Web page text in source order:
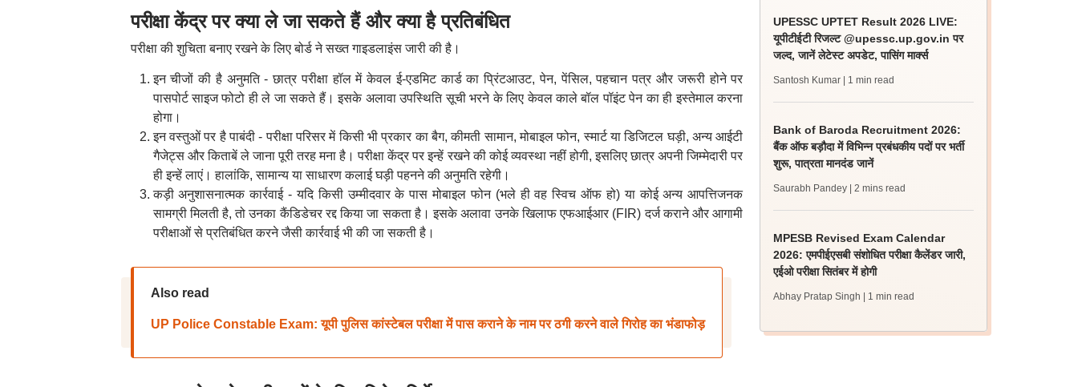
परीक्षा केंद्र पर क्या ले जा सकते हैं और क्या है प्रतिबंधित
परीक्षा की शुचिता बनाए रखने के लिए बोर्ड ने सख्त गाइडलाइंस जारी की है।
इन चीजों की है अनुमति - छात्र परीक्षा हॉल में केवल ई-एडमिट कार्ड का प्रिंटआउट, पेन, पेंसिल, पहचान पत्र और जरूरी होने पर
पासपोर्ट साइज फोटो ही ले जा सकते हैं। इसके अलावा उपस्थिति सूची भरने के लिए केवल काले बॉल पॉइंट पेन का ही इस्तेमाल करना
होगा।
इन वस्तुओं पर है पाबंदी - परीक्षा परिसर में किसी भी प्रकार का बैग, कीमती सामान, मोबाइल फोन, स्मार्ट या डिजिटल घड़ी, अन्य आईटी
गैजेट्स और किताबें ले जाना पूरी तरह मना है। परीक्षा केंद्र पर इन्हें रखने की कोई व्यवस्था नहीं होगी, इसलिए छात्र अपनी जिम्मेदारी पर
ही इन्हें लाएं। हालांकि, सामान्य या साधारण कलाई घड़ी पहनने की अनुमति रहेगी।
कड़ी अनुशासनात्मक कार्रवाई - यदि किसी उम्मीदवार के पास मोबाइल फोन (भले ही वह स्विच ऑफ हो) या कोई अन्य आपत्तिजनक
सामग्री मिलती है, तो उनका कैंडिडेचर रद्द किया जा सकता है। इसके अलावा उनके खिलाफ एफआईआर (FIR) दर्ज कराने और आगामी
परीक्षाओं से प्रतिबंधित करने जैसी कार्रवाई भी की जा सकती है।
Also read
UP Police Constable Exam: यूपी पुलिस कांस्टेबल परीक्षा में पास कराने के नाम पर ठगी करने वाले गिरोह का भंडाफोड़
UPESSC UPTET Result 2026 LIVE:
यूपीटीईटी रिजल्ट @upessc.up.gov.in पर
जल्द, जानें लेटेस्ट अपडेट, पासिंग मार्क्स
Santosh Kumar | 1 min read
Bank of Baroda Recruitment 2026:
बैंक ऑफ बड़ौदा में विभिन्न प्रबंधकीय पदों पर भर्ती
शुरू, पात्रता मानदंड जानें
Saurabh Pandey | 2 mins read
MPESB Revised Exam Calendar
2026: एमपीईएसबी संशोधित परीक्षा कैलेंडर जारी,
एईओ परीक्षा सितंबर में होगी
Abhay Pratap Singh | 1 min read